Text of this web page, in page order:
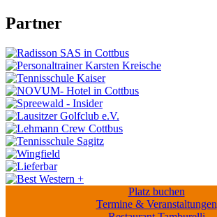
Partner
Platz buchen
Termine & Veranstaltungen